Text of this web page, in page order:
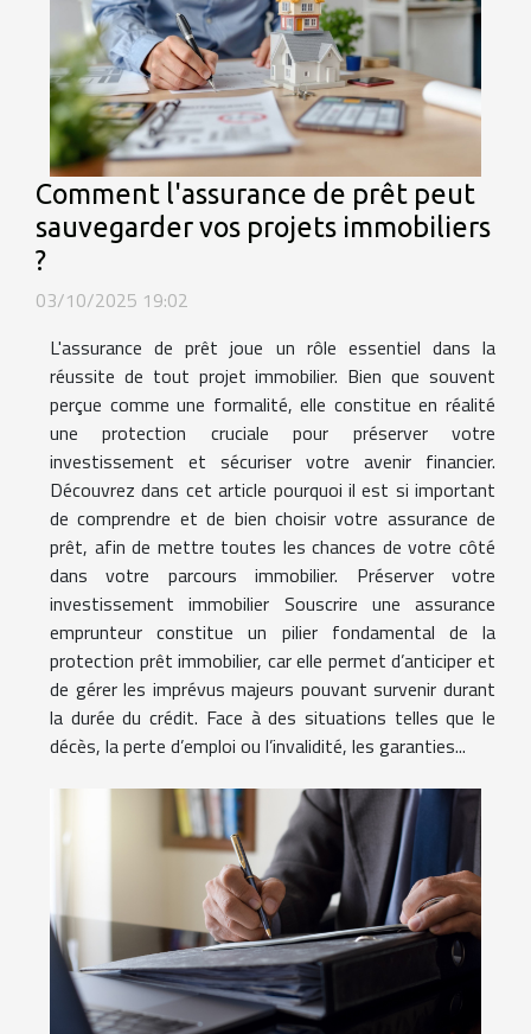
Comment l'assurance de prêt peut
sauvegarder vos projets immobiliers
?
03/10/2025 19:02
L'assurance de prêt joue un rôle essentiel dans la
réussite de tout projet immobilier. Bien que souvent
perçue comme une formalité, elle constitue en réalité
une protection cruciale pour préserver votre
investissement et sécuriser votre avenir financier.
Découvrez dans cet article pourquoi il est si important
de comprendre et de bien choisir votre assurance de
prêt, afin de mettre toutes les chances de votre côté
dans votre parcours immobilier. Préserver votre
investissement immobilier Souscrire une assurance
emprunteur constitue un pilier fondamental de la
protection prêt immobilier, car elle permet d’anticiper et
de gérer les imprévus majeurs pouvant survenir durant
la durée du crédit. Face à des situations telles que le
décès, la perte d’emploi ou l’invalidité, les garanties...